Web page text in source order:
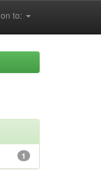
to:
1